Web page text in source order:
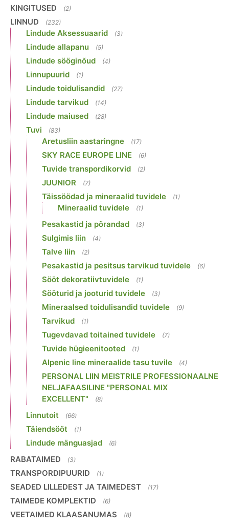
KINGITUSED (2)
LINNUD (232)
Lindude Aksessuaarid (3)
Lindude allapanu (5)
Lindude sööginõud (4)
Linnupuurid (1)
Lindude toidulisandid (27)
Lindude tarvikud (14)
Lindude maiused (28)
Tuvi (83)
Aretusliin aastaringne (17)
SKY RACE EUROPE LINE (6)
Tuvide transpordikorvid (2)
JUUNIOR (7)
Täissöödad ja mineraalid tuvidele (1)
Mineraalid tuvidele (1)
Pesakastid ja põrandad (3)
Sulgimis liin (4)
Talve liin (2)
Pesakastid ja pesitsus tarvikud tuvidele (6)
Sööt dekoratiivtuvidele (1)
Sööturid ja jooturid tuvidele (3)
Mineraalsed toidulisandid tuvidele (9)
Tarvikud (1)
Tugevdavad toitained tuvidele (7)
Tuvide hügieenitooted (1)
Alpenic line mineraalide tasu tuvile (4)
PERSONAL LIIN MEISTRILE PROFESSIONAALNE
NELJAFAASILINE "PERSONAL MIX
EXCELLENT"
(8)
Linnutoit (66)
Täiendsööt (1)
Lindude mänguasjad (6)
RABATAIMED (3)
TRANSPORDIPUURID (1)
SEADED LILLEDEST JA TAIMEDEST (17)
TAIMEDE KOMPLEKTID (6)
VEETAIMED KLAASANUMAS (8)